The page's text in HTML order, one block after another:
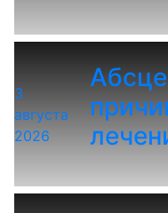
3
августа
2026